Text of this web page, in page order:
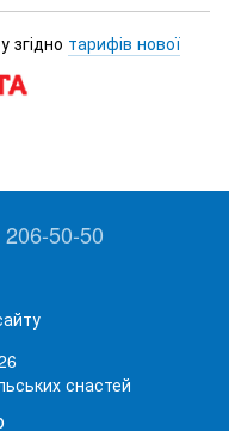
згідно тарифів нової
50-50
снастей